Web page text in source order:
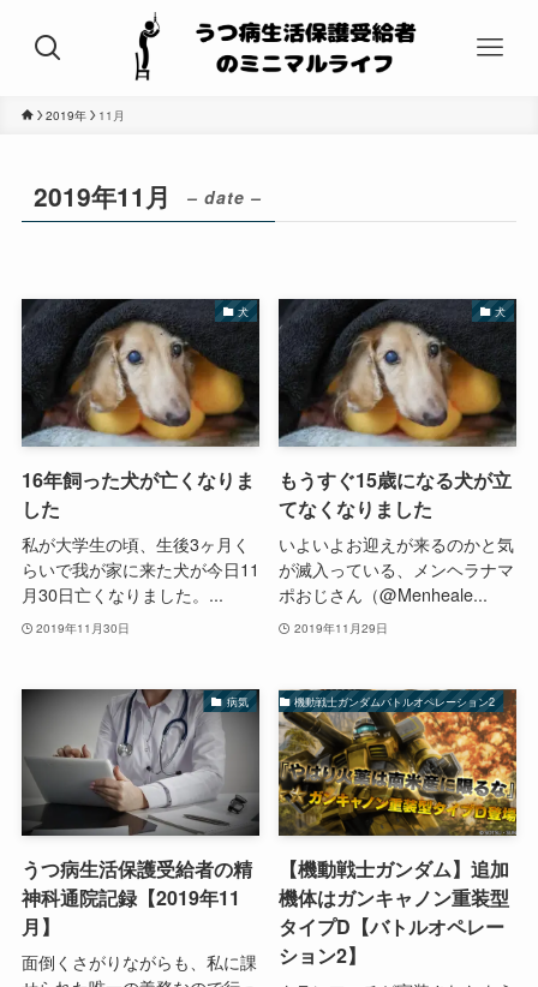
2019年 11月
2019年11月 – date –
犬
16年飼った犬が亡くなりま
した
私が大学生の頃、生後3ヶ月く
らいで我が家に来た犬が今日11
月30日亡くなりました。...
2019年11月30日
犬
もうすぐ15歳になる犬が立
てなくなりました
いよいよお迎えが来るのかと気
が滅入っている、メンヘラナマ
ポおじさん（@Menheale...
2019年11月29日
病気
うつ病生活保護受給者の精
神科通院記録【2019年11
月】
面倒くさがりながらも、私に課
機動戦士ガンダムバトルオペレーション2
【機動戦士ガンダム】追加
機体はガンキャノン重装型
タイプD【バトルオペレー
ション2】